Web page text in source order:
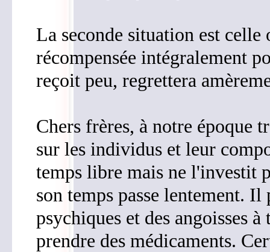
La seconde situation est celle
récompensée intégralement
reçoit peu, regrettera
Chers frères, à notre époque
sur les individus et leur
temps libre mais ne l'investit
son temps passe lentement.
psychiques et des angoisses
prendre des médicaments.